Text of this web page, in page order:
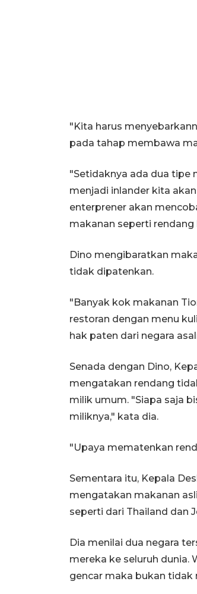
"Kita harus
pada tahap membawa
"Setidaknya ada dua tipe
menjadi inlander kita
enterprener akan
makanan seperti rendang
Dino mengibaratkan
tidak dipatenkan.
"Banyak kok makanan
restoran dengan menu
hak paten dari negara
Senada dengan Dino,
mengatakan rendang
milik umum. "Siapa saja
miliknya," kata dia.
"Upaya mematenkan
Sementara itu, Kepala
mengatakan makanan
seperti dari Thailand dan
Dia menilai dua negara
mereka ke seluruh dunia.
gencar maka bukan tidak